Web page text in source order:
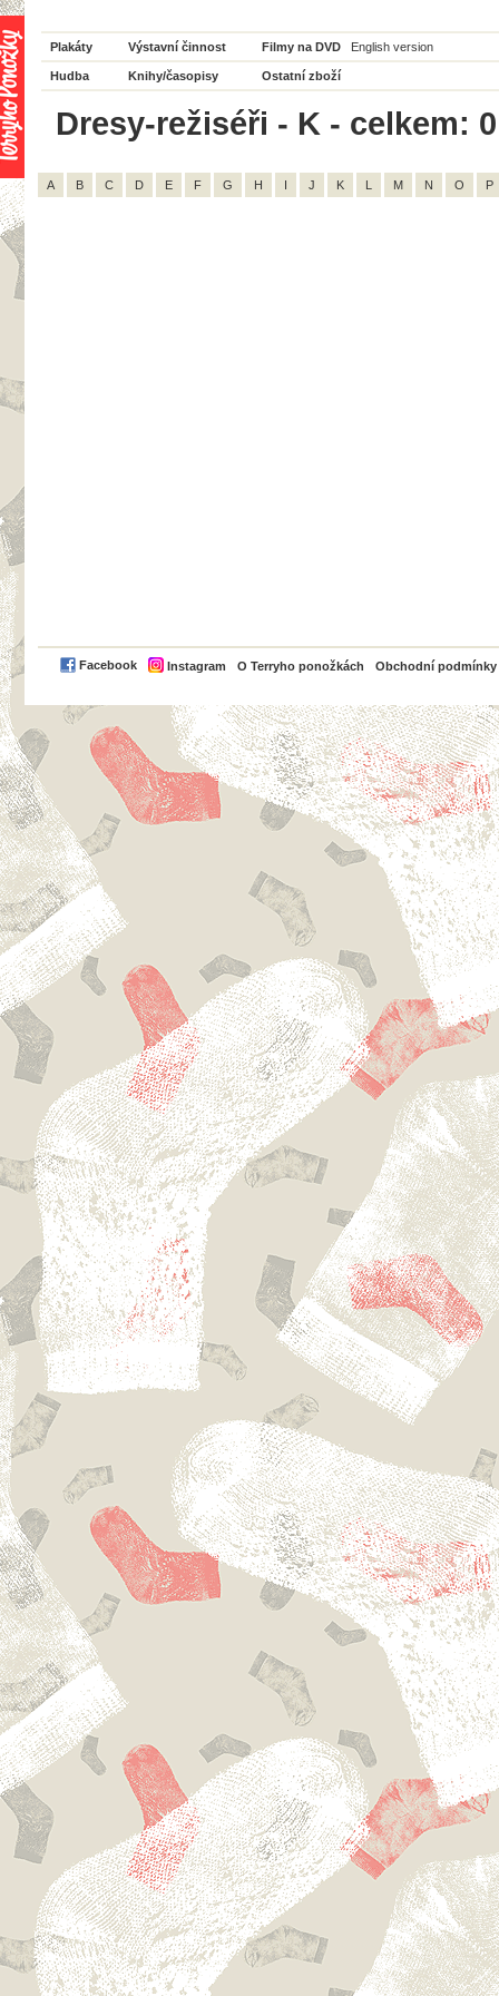
Plakáty Výstavní činnost Filmy na DVD English version
Hudba Knihy/časopisy Ostatní zboží
Dresy-režiséři - K - celkem: 0
A B C D E F G H I J K L M N O P
Facebook Instagram O Terryho ponožkách Obchodní podmínky
PayPal